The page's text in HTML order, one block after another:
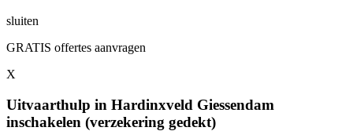
sluiten
GRATIS offertes aanvragen
X
Uitvaarthulp in Hardinxveld Giessendam
inschakelen (verzekering gedekt)